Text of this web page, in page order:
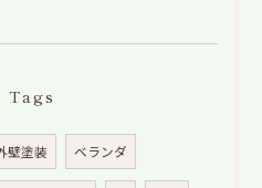
Tags
壁塗装 ベランダ